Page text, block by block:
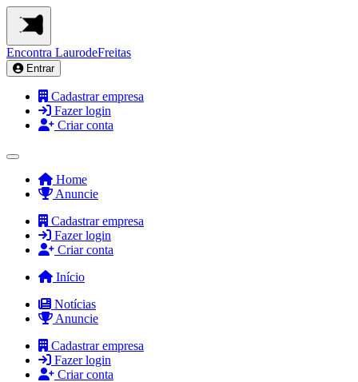
Encontra LaurodeFreitas
Entrar
Cadastrar empresa
Fazer login
Criar conta
Home
Anuncie
Cadastrar empresa
Fazer login
Criar conta
Início
Notícias
Anuncie
Cadastrar empresa
Fazer login
Criar conta